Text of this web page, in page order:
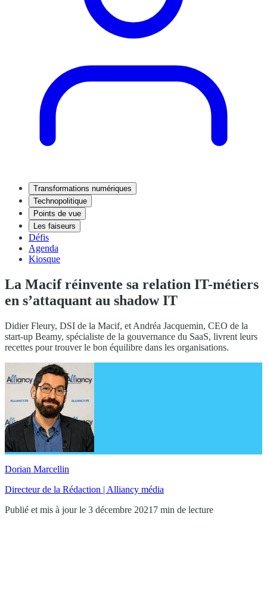
Transformations numériques
Technopolitique
Points de vue
Les faiseurs
Défis
Agenda
Kiosque
La Macif réinvente sa relation IT-métiers
en s’attaquant au shadow IT
Didier Fleury, DSI de la Macif, et Andréa Jacquemin, CEO de la
start-up Beamy, spécialiste de la gouvernance du SaaS, livrent leurs
recettes pour trouver le bon équilibre dans les organisations.
Dorian Marcellin
Directeur de la Rédaction | Alliancy média
Publié et mis à jour le 3 décembre 2021 7 min de lecture